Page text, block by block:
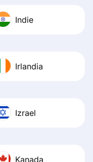
Indie
Irlandia
Izrael
Kanada